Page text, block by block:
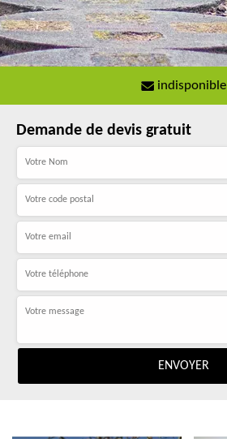
indisponible
Demande de devis gratuit